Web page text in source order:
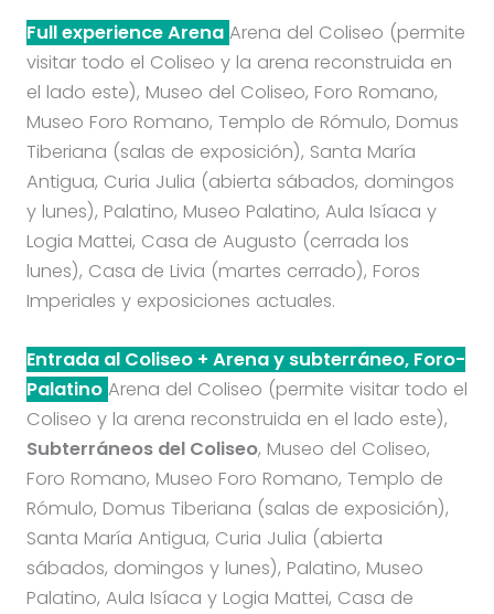
Full experience Arena Arena del Coliseo (permite
visitar todo el Coliseo y la arena reconstruida en
el lado este), Museo del Coliseo, Foro Romano,
Museo Foro Romano, Templo de Rómulo, Domus
Tiberiana (salas de exposición), Santa María
Antigua, Curia Julia (abierta sábados, domingos
y lunes), Palatino, Museo Palatino, Aula Isíaca y
Logia Mattei, Casa de Augusto (cerrada los
lunes), Casa de Livia (martes cerrado), Foros
Imperiales y exposiciones actuales.
Entrada al Coliseo + Arena y subterráneo, Foro-
Palatino Arena del Coliseo (permite visitar todo el
Coliseo y la arena reconstruida en el lado este),
Subterráneos del Coliseo, Museo del Coliseo,
Foro Romano, Museo Foro Romano, Templo de
Rómulo, Domus Tiberiana (salas de exposición),
Santa María Antigua, Curia Julia (abierta
sábados, domingos y lunes), Palatino, Museo
Palatino, Aula Isíaca y Logia Mattei, Casa de